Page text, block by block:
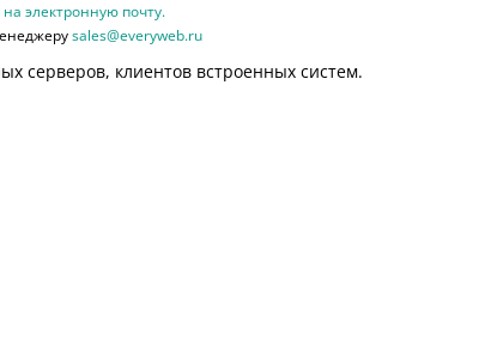
электронную почту.
sales@everyweb.ru
серверов, клиентов встроенных систем.